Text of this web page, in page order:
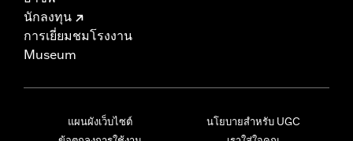
นักลงทุน
การเยี่ยมชมโรงงาน
Museum
แผนผังเว็บไซต์
นโยบายสำหรับ UGC